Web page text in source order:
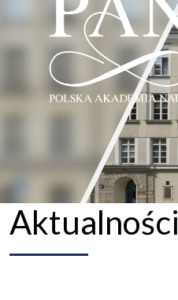
Aktualności